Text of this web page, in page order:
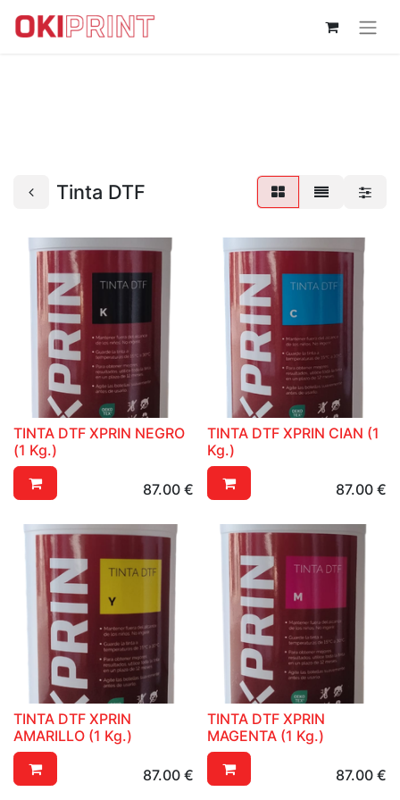
Tinta DTF
TINTA DTF XPRIN NEGRO
(1 Kg.)
87.00€
TINTA DTF XPRIN CIAN (1
Kg.)
87.00 €
TINTA DTF XPRIN
AMARILLO (1 Kg.)
87.00€
TINTA DTF XPRIN
MAGENTA (1 Kg.)
87.00 €